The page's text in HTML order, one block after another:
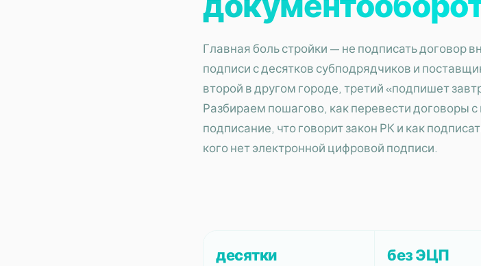
Главная боль стройки — не подписать договор
подписи с десятков субподрядчиков и
второй в другом городе, третий «подпишет
Разбираем пошагово, как перевести договоры
подписание, что говорит закон РК и как
кого нет электронной цифровой подписи.
десятки без ЭЦП